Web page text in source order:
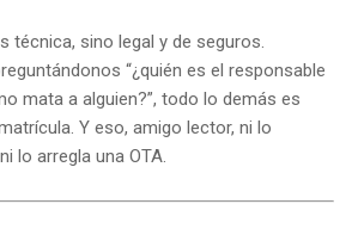
técnica, sino legal y de seguros.
“¿quién es el responsable
mata a alguien?”, todo lo demás es
Y eso, amigo lector, ni lo
lo arregla una OTA.